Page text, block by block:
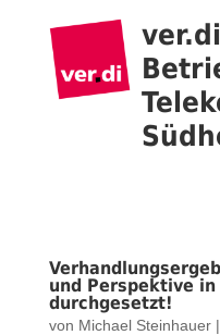
und Perspektive
durchgesetzt!
von Michael Steinhauer|